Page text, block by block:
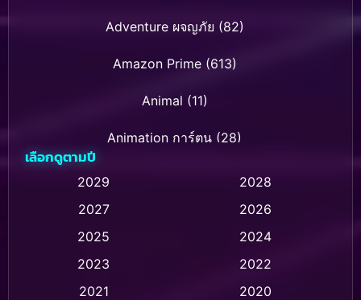
Adventure ผจญภัย (82)
Amazon Prime(613)
Animal (11)
Animation การ์ตูน (28)
Animation การ์ตูน (236)
Animation การ์ตูน (32)
Animation แอนิเมชั่น (1)
เลือกดูตามปี
2029
2028
2027
2026
2025
2024
2023
2022
2021
2020